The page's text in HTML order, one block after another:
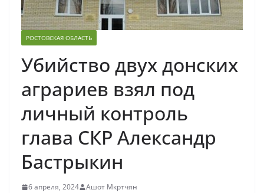
РОСТОВСКАЯ ОБЛАСТЬ
Убийство двух донских
аграриев взял под
личный контроль
глава СКР Александр
Бастрыкин
6 апреля, 2024 Ашот Мкртчян